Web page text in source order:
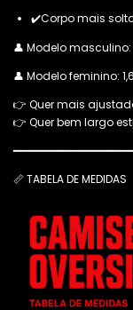
✔️Corpo mais
👤 Modelo
👤 Modelo feminino:
👉 Quer mais
👉 Quer bem largo
📏 TABELA DE MEDIDAS